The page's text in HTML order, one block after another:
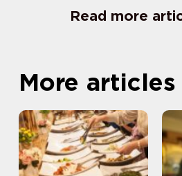
Read more
More articles